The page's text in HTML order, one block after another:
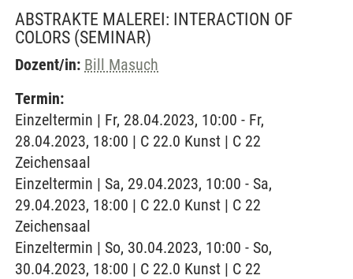
ABSTRAKTE MALEREI: INTERACTION OF
COLORS (SEMINAR)
Dozent/in: Bill Masuch
Termin:
Einzeltermin | Fr, 28.04.2023, 10:00 - Fr,
28.04.2023, 18:00 | C 22.0 Kunst | C 22
Zeichensaal
Einzeltermin | Sa, 29.04.2023, 10:00 - Sa,
29.04.2023, 18:00 | C 22.0 Kunst | C 22
Zeichensaal
Einzeltermin | So, 30.04.2023, 10:00 - So,
30.04.2023, 18:00 | C 22.0 Kunst | C 22